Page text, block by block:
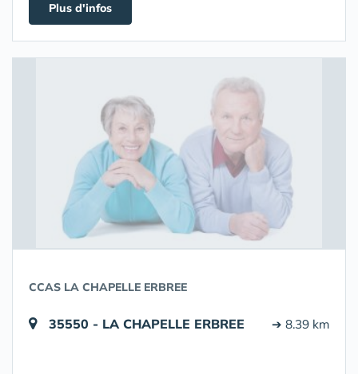
Plus d'infos
CCAS LA CHAPELLE ERBREE
35550 - LA CHAPELLE ERBREE ➔ 8.39 km